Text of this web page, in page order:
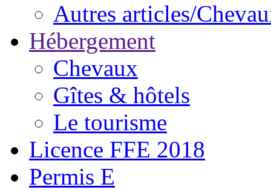
Autres articles/
Hébergement
Chevaux
Gîtes & hôtels
Le tourisme
Licence FFE 2018
Permis E